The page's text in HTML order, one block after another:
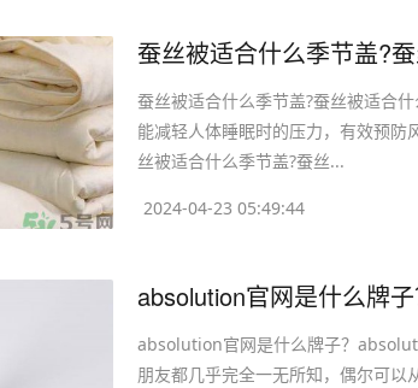
蚕丝被适合什么季节盖?
蚕丝被适合什么季节盖?蚕丝被适合
能减轻人体睡眠时的压力，有效预防
丝被适合什么季节盖?蚕丝...
2024-04-23 05:49:44
​absolution官网是什么牌
absolution官网是什么牌子？
朋友都几乎完全一无所知，偶尔可以